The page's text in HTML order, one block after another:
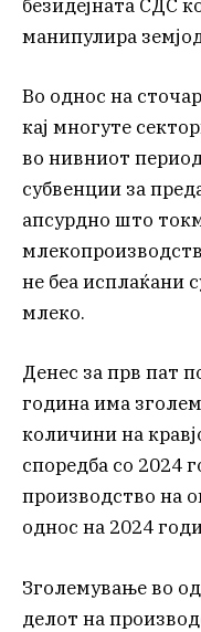
безидејната СДС
манипулира
Во однос на
кај многуте
во нивниот
субвенции за
апсурдно што
не беа исплаќани
млеко.
Денес за прв пат
година има
количини на
споредба со 2024
производство на
однос на 2024
Зголемување во
делот на